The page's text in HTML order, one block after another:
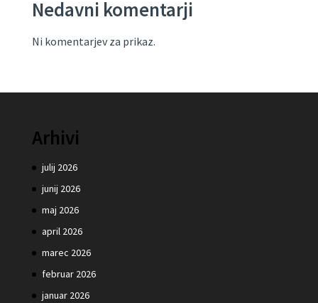
Nedavni komentarji
Ni komentarjev za prikaz.
Arhivi
julij 2026
junij 2026
maj 2026
april 2026
marec 2026
februar 2026
januar 2026